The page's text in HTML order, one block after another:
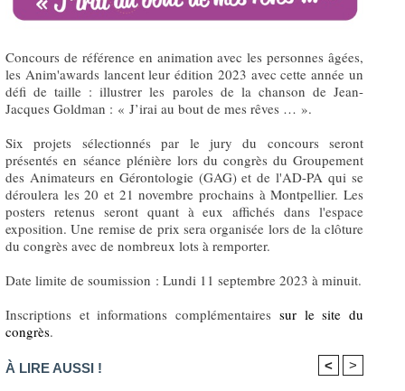
Concours de référence en animation avec les personnes âgées,
les Anim'awards lancent leur édition 2023 avec cette année un
défi de taille : illustrer les paroles de la chanson de Jean-
Jacques Goldman : « J’irai au bout de mes rêves … ».
Six projets sélectionnés par le jury du concours seront
présentés en séance plénière lors du congrès du Groupement
des Animateurs en Gérontologie (GAG) et de l'AD-PA qui se
déroulera les 20 et 21 novembre prochains à Montpellier. Les
posters retenus seront quant à eux affichés dans l'espace
exposition. Une remise de prix sera organisée lors de la clôture
du congrès avec de nombreux lots à remporter.
Date limite de soumission : Lundi 11 septembre 2023 à minuit.
Inscriptions et informations complémentaires sur le site du
congrès.
À LIRE AUSSI ! < >